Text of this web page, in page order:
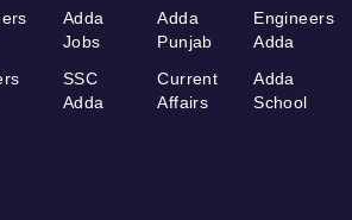
Adda
Jobs
SSC
Adda
Adda
Punjab
Current
Affairs
Engineers
Adda
Adda
School